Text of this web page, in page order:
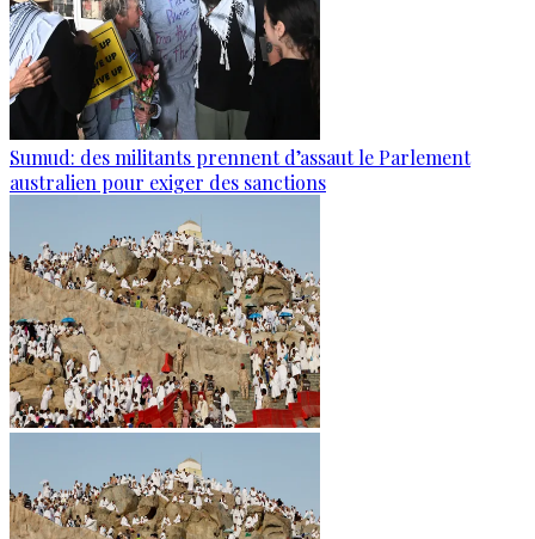
Sumud: des militants prennent d’assaut le Parlement
australien pour exiger des sanctions